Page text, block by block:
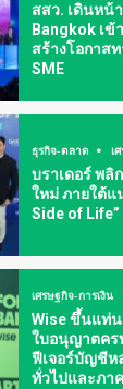
สสว. เดินหน้
Bangkok เ
สร้างโอกาส
SME
ธุรกิจ-ตลาด เ
บราเดอร์ พ
ใหม่ ภายใต้แ
Side of Life”
เศรษฐกิจ-การเงิน
Wise ขึ้นแท่น
ใบอนุญาตคร
ฟีเจอร์บัญชีห
ทั่วไปและภา